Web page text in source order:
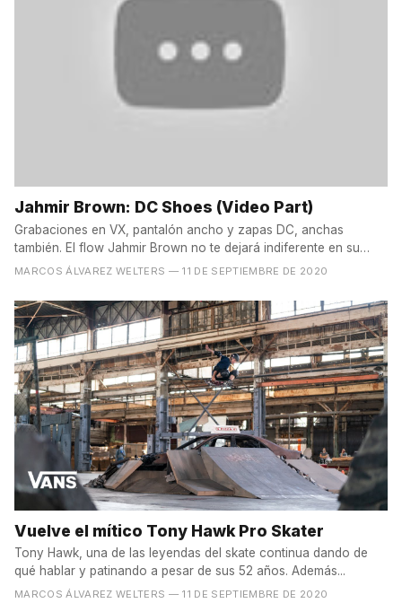
Jahmir Brown: DC Shoes (Video Part)
Grabaciones en VX, pantalón ancho y zapas DC, anchas
también. El flow Jahmir Brown no te dejará indiferente en su
nueva...
MARCOS ÁLVAREZ WELTERS — 11 DE SEPTIEMBRE DE 2020
Vuelve el mítico Tony Hawk Pro Skater
Tony Hawk, una de las leyendas del skate continua dando de
qué hablar y patinando a pesar de sus 52 años. Además...
MARCOS ÁLVAREZ WELTERS — 11 DE SEPTIEMBRE DE 2020